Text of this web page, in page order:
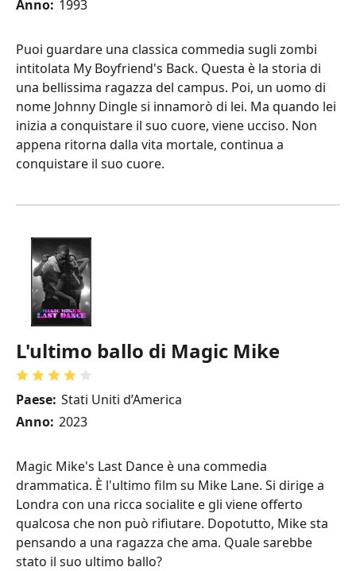
Anno: 1993
Puoi guardare una classica commedia sugli zombi
intitolata My Boyfriend's Back. Questa è la storia di
una bellissima ragazza del campus. Poi, un uomo di
nome Johnny Dingle si innamorò di lei. Ma quando lei
inizia a conquistare il suo cuore, viene ucciso. Non
appena ritorna dalla vita mortale, continua a
conquistare il suo cuore.
L'ultimo ballo di Magic Mike
Paese: Stati Uniti d’America
Anno: 2023
Magic Mike's Last Dance è una commedia
drammatica. È l'ultimo film su Mike Lane. Si dirige a
Londra con una ricca socialite e gli viene offerto
qualcosa che non può rifiutare. Dopotutto, Mike sta
pensando a una ragazza che ama. Quale sarebbe
stato il suo ultimo ballo?